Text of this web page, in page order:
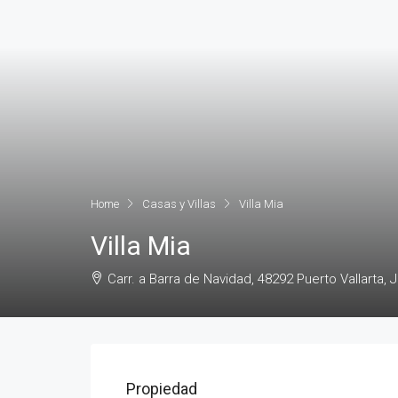
Home Casas y Villas Villa Mia
Villa Mia
Carr. a Barra de Navidad, 48292 Puerto Vallarta,
Propiedad